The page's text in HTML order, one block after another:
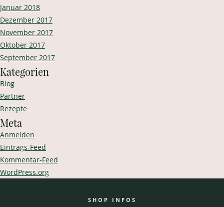
Januar 2018
Dezember 2017
November 2017
Oktober 2017
September 2017
Kategorien
Blog
Partner
Rezepte
Meta
Anmelden
Eintrags-Feed
Kommentar-Feed
WordPress.org
SHOP INFOS